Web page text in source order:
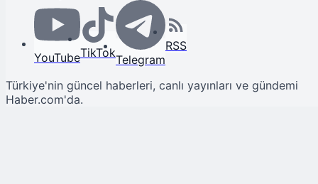
YouTubeTikTokTelegram
RSS
Türkiye'nin güncel haberleri, canlı yayınları ve gündemi
Haber.com'da.